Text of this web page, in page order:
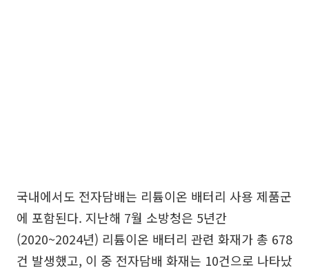
국내에서도 전자담배는 리튬이온 배터리 사용 제품군
에 포함된다. 지난해 7월 소방청은 5년간
(2020~2024년) 리튬이온 배터리 관련 화재가 총 678
건 발생했고, 이 중 전자담배 화재는 10건으로 나타났